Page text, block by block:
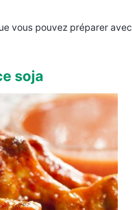
vous pouvez préparer avec
soja